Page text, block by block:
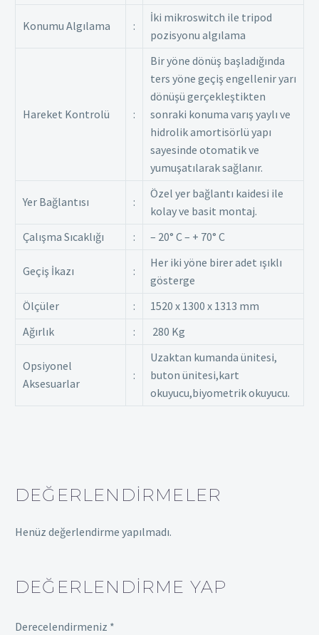
Konumu Algılama :
İki mikroswitch ile tripod
pozisyonu algılama
Hareket Kontrolü :
Bir yöne dönüş başladığında
ters yöne geçiş engellenir yarı
dönüşü gerçekleştikten
sonraki konuma varış yaylı ve
hidrolik amortisörlü yapı
sayesinde otomatik ve
yumuşatılarak sağlanır.
Yer Bağlantısı :
Özel yer bağlantı kaidesi ile
kolay ve basit montaj.
Çalışma Sıcaklığı
: – 20° C – + 70° C
Geçiş İkazı :
Her iki yöne birer adet ışıklı
gösterge
Ölçüler
:
1520 x 1300 x 1313 mm
Ağırlık
: 280 Kg
Opsiyonel
Aksesuarlar
:
Uzaktan kumanda ünitesi,
buton ünitesi,kart
okuyucu,biyometrik okuyucu.
DEĞERLENDIRMELER
Henüz değerlendirme yapılmadı.
DEĞERLENDIRME YAP
Derecelendirmeniz *